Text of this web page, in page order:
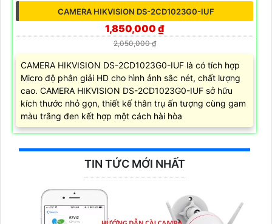
CAMERA HIKVISION DS-2CD1023G0-IUF
1,850,000 ₫
2,050,000 ₫
CAMERA HIKVISION DS-2CD1023G0-IUF là có tích hợp
Micro độ phân giải HD cho hình ảnh sắc nét, chất lượng
cao. CAMERA HIKVISION DS-2CD1023G0-IUF sở hữu
kích thước nhỏ gọn, thiết kế thân trụ ấn tượng cùng gam
màu trắng đen kết hợp một cách hài hòa
TIN TỨC MỚI NHẤT